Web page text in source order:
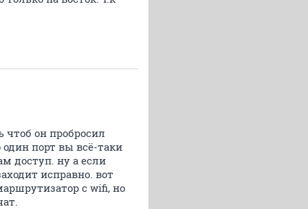
чтоб он пробросил
один порт вы всё-таки
доступ. ну а если
исправно. вот
с wifi, но